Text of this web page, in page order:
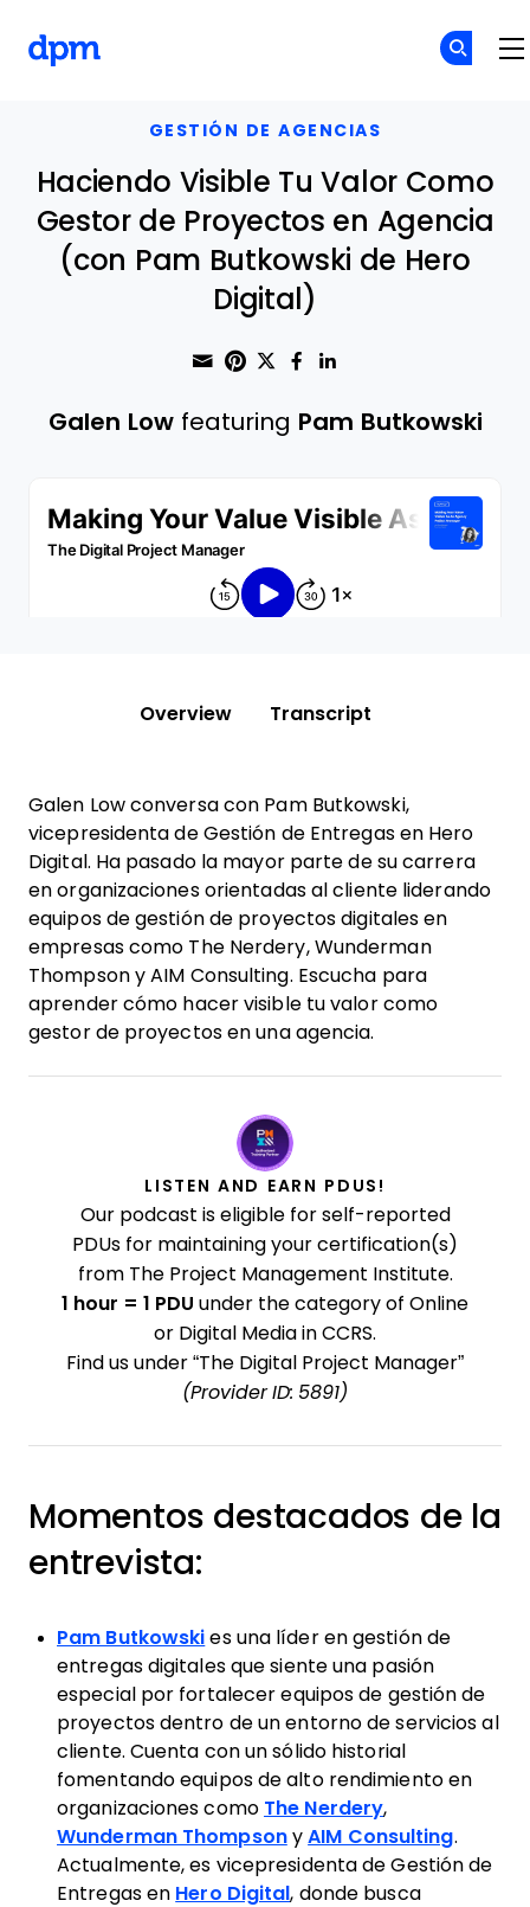
GESTIÓN DE AGENCIAS
Haciendo Visible Tu Valor Como
Gestor de Proyectos en Agencia
(con Pam Butkowski de Hero
Digital)
Share through Email
Print this page
Share on Pinterest
Share on Twitter
Share on
Galen Lowfeaturing Pam Butkowski
Overview Transcript
Galen Low conversa con Pam Butkowski,
vicepresidenta de Gestión de Entregas en Hero
Digital. Ha pasado la mayor parte de su carrera
en organizaciones orientadas al cliente liderando
equipos de gestión de proyectos digitales en
empresas como The Nerdery, Wunderman
Thompson y AIM Consulting. Escucha para
aprender cómo hacer visible tu valor como
gestor de proyectos en una agencia.
LISTEN AND EARN PDUS!
Our podcast is eligible for self-reported
PDUs for maintaining your certification(s)
from The Project Management Institute.
1 hour = 1 PDU under the category of Online
or Digital Media in CCRS.
Find us under “The Digital Project Manager”
(Provider ID: 5891)
Momentos destacados de la
entrevista:
Pam Butkowski es una líder en gestión de
entregas digitales que siente una pasión
especial por fortalecer equipos de gestión de
proyectos dentro de un entorno de servicios al
cliente. Cuenta con un sólido historial
fomentando equipos de alto rendimiento en
organizaciones como The Nerdery,
Wunderman Thompsony AIM Consulting.
Actualmente, es vicepresidenta de Gestión de
Entregas en Hero Digital, donde busca